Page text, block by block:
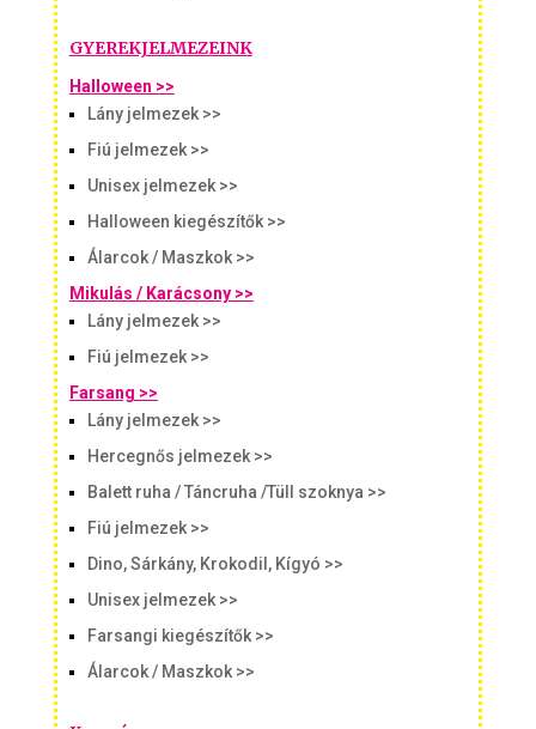
GYEREKJELMEZEINK
Halloween >>
Lány jelmezek >>
Fiú jelmezek >>
Unisex jelmezek >>
Halloween kiegészítők >>
Álarcok / Maszkok >>
Mikulás / Karácsony >>
Lány jelmezek >>
Fiú jelmezek >>
Farsang >>
Lány jelmezek >>
Hercegnős jelmezek >>
Balett ruha / Táncruha /Tüll szoknya >>
Fiú jelmezek >>
Dino, Sárkány, Krokodil, Kígyó >>
Unisex jelmezek >>
Farsangi kiegészítők >>
Álarcok / Maszkok >>